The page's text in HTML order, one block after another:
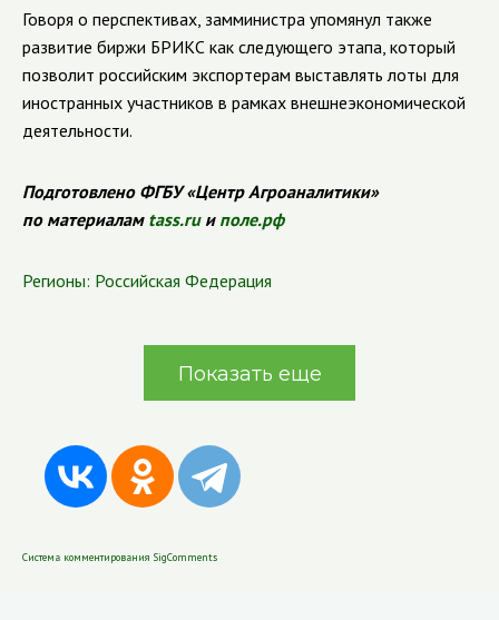
Говоря о перспективах, замминистра упомянул также
развитие биржи БРИКС как следующего этапа, который
позволит российским экспортерам выставлять лоты для
иностранных участников в рамках внешнеэкономической
деятельности.
Подготовлено ФГБУ «Центр Агроаналитики»
по материалам tass.ruи поле.рф
Регионы: Российская Федерация
Показать еще
Система комментирования SigComments